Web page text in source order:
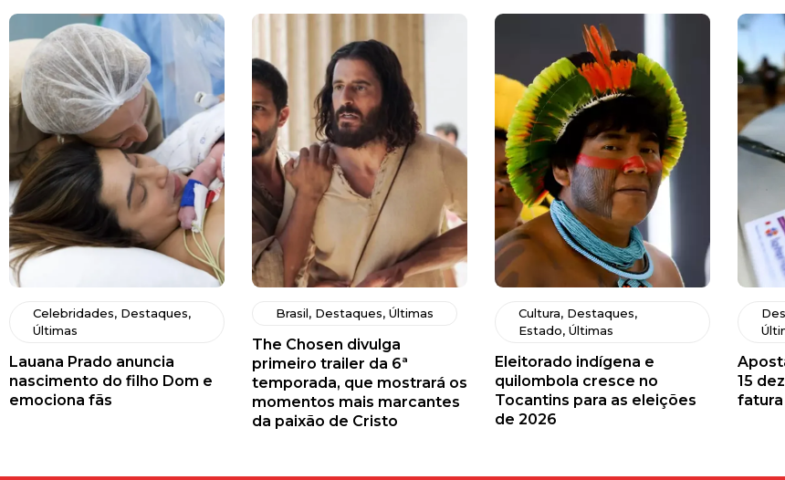
Celebridades, Destaques,
Últimas
Lauana Prado anuncia
nascimento do filho Dom e
emociona fãs
Brasil, Destaques, Últimas
The Chosen divulga
primeiro trailer da 6ª
temporada, que mostrará os
momentos mais marcantes
da paixão de Cristo
Cultura, Destaques,
Estado, Últimas
Eleitorado indígena e
quilombola cresce no
Tocantins para as eleições
de 2026
15
fatura